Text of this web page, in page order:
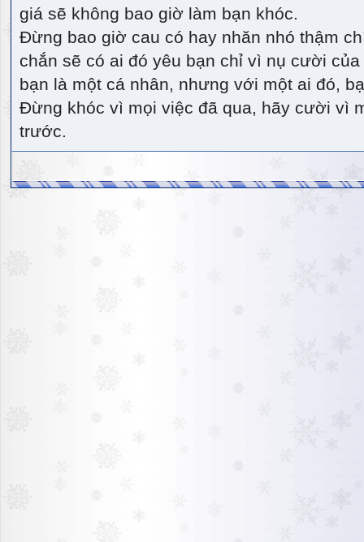
giá sẽ không bao giờ làm bạn khóc.
Đừng bao giờ cau có hay nhăn nhó thậm
chắn sẽ có ai đó yêu bạn chỉ vì nụ cười
bạn là một cá nhân, nhưng với một ai đó,
Đừng khóc vì mọi việc đã qua, hãy cười vì
trước.